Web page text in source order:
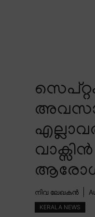
നിവ ലേഖകൻ
KERALA NEWS